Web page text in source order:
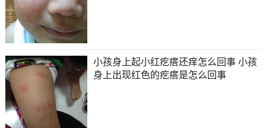
小孩身上起小红疙瘩还痒怎么回事 小孩
身上出现红色的疙瘩是怎么回事